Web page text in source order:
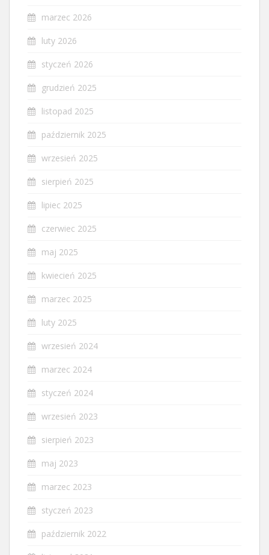
marzec 2026
luty 2026
styczeń 2026
grudzień 2025
listopad 2025
październik 2025
wrzesień 2025
sierpień 2025
lipiec 2025
czerwiec 2025
maj 2025
kwiecień 2025
marzec 2025
luty 2025
wrzesień 2024
marzec 2024
styczeń 2024
wrzesień 2023
sierpień 2023
maj 2023
marzec 2023
styczeń 2023
październik 2022